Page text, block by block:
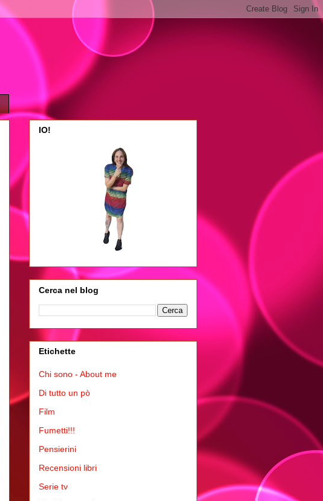
IO!
Cerca nel blog
Etichette
Chi sono - About me
Di tutto un pò
Film
Fumetti!!!
Pensierini
Recensioni libri
Serie tv